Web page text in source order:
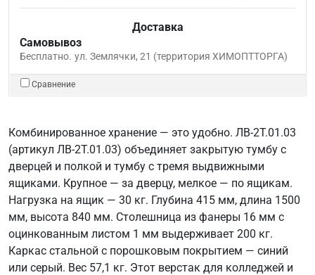
Доставка
Самовывоз
Бесплатно. ул. Землячки, 21 (территория ХИМОПТТОРГА)
Сравнение
Комбинированное хранение — это удобно. ЛВ-2Т.01.03
(артикул ЛВ-2Т.01.03) объединяет закрытую тумбу с
дверцей и полкой и тумбу с тремя выдвижными
ящиками. Крупное — за дверцу, мелкое — по ящикам.
Нагрузка на ящик — 30 кг. Глубина 415 мм, длина 1500
мм, высота 840 мм. Столешница из фанеры 16 мм с
оцинкованным листом 1 мм выдерживает 200 кг.
Каркас стальной с порошковым покрытием — синий
или серый. Вес 57,1 кг. Этот верстак для колледжей и